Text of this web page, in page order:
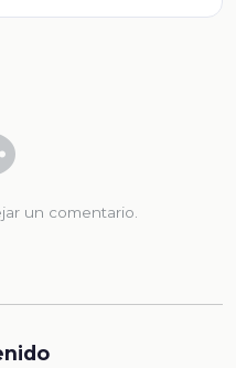
un comentario.